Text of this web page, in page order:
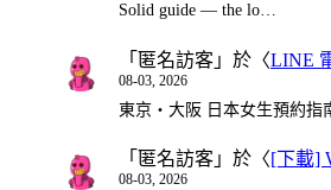
Solid guide — the lo…
「 匿名訪客 」於〈LINE
08-03, 2026
東京・大阪 日本女生預約指
「 匿名訪客 」於〈[下載]
08-03, 2026